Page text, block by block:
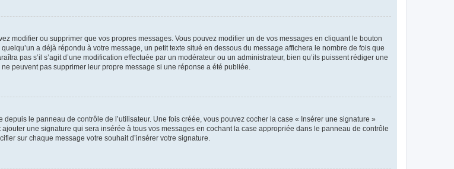
modifier ou supprimer que vos propres messages. Vous pouvez modifier un de vos messages en cliquant le bouton
a déjà répondu à votre message, un petit texte situé en dessous du message affichera le nombre de fois que
pas s’il s’agit d’une modification effectuée par un modérateur ou un administrateur, bien qu’ils puissent rédiger une
peuvent pas supprimer leur propre message si une réponse a été publiée.
le panneau de contrôle de l’utilisateur. Une fois créée, vous pouvez cocher la case « Insérer une signature »
une signature qui sera insérée à tous vos messages en cochant la case appropriée dans le panneau de contrôle
sur chaque message votre souhait d’insérer votre signature.